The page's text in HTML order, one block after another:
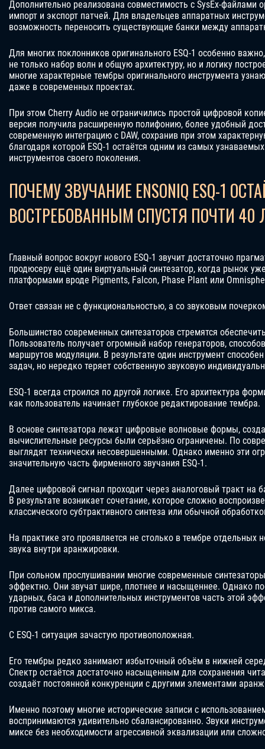
Дополнительно реализована совместимость с SysEx-файлами
импорт и экспорт патчей. Для владельцев аппаратных
возможность переносить существующие банки между
Для многих поклонников оригинального ESQ-1 особенно
не только набор волн и общую архитектуру, но и логику
многие характерные тембры оригинального инструмента
даже в современных проектах.
При этом Cherry Audio не ограничились простой цифровой
версия получила расширенную полифонию, более удобный
современную интеграцию с DAW, сохранив при этом
благодаря которой ESQ-1 остаётся одним из самых
инструментов своего поколения.
ПОЧЕМУ ЗВУЧАНИЕ ENSONIQ ESQ-1
ВОСТРЕБОВАННЫМ СПУСТЯ ПОЧТИ 40
Главный вопрос вокруг нового ESQ-1 звучит достаточно
продюсеру ещё один виртуальный синтезатор, когда рынок
платформами вроде Pigments, Falcon, Phase Plant или
Ответ связан не с функциональностью, а со звуковым
Большинство современных синтезаторов стремятся
Пользователь получает огромный набор генераторов,
маршрутов модуляции. В результате один инструмент
задач, но нередко теряет собственную звуковую
ESQ-1 всегда строился по другой логике. Его архитектура
как пользователь начинает глубокое редактирование тембра.
В основе синтезатора лежат цифровые волновые формы,
вычислительные ресурсы были серьёзно ограничены. По
выглядят технически несовершенными. Однако именно эти
значительную часть фирменного звучания ESQ-1.
Далее цифровой сигнал проходит через аналоговый тракт на
В результате возникает сочетание, которое сложно
классического субтрактивного синтеза или обычной
На практике это проявляется не столько в тембре отдельных
звука внутри аранжировки.
При сольном прослушивании многие современные
эффектно. Они звучат шире, плотнее и насыщеннее. Однако
ударных, баса и дополнительных инструментов часть этой
против самого микса.
С ESQ-1 ситуация зачастую противоположная.
Его тембры редко занимают избыточный объём в нижней
Спектр остаётся достаточно насыщенным для сохранения
создаёт постоянной конкуренции с другими элементами
Именно поэтому многие исторические записи с
воспринимаются удивительно сбалансированно. Звуки
миксе без необходимости агрессивной эквализации или